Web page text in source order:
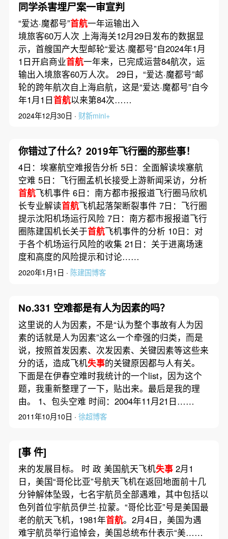
同学杀害埋尸案一审宣判
“爱达·魔都号”首航一年运输出入
境旅客60万人次 上海海关12月29日发布的数据显
示，首艘国产大型邮轮“爱达·魔都号”自2024年1月
1日开启商业首航一年来，已完成运营84航次，运
输出入境旅客60万人次。 29日，“爱达·魔都号”邮
轮的跨年航次自上海启航，这是“爱达·魔都号”自今
年1月1日首航以来第84次……
2024年12月30日 · 财新mini+
你错过了什么？2019年飞行圈的那些事！
4日：埃塞航空难报告分析 5日：全面解读埃塞航
空难 5日：飞行圈孟机长接受上游新闻采访，分析
首航飞机事件 6日：南方都市报报道飞行圈马欣机
长专业解读首航飞机起落架断裂事件 7日：飞行圈
提示沈阳机场运行风险 7日：南方都市报报道飞行
圈陈建国机长关于首航飞机事件的分析 10日：对
于各个机场运行风险的收集 21日：关于进离场速
度和高度的风险提示和讨论……
2020年1月1日 · 陈建国博客
No.331 空难都是有人为因素的吗？
这里说的人为因素，不是“认为整个事故有人为因
素的话就是人为因素”这么一个牵强的归类，而是
说，按照首发因素、次发因素、关键因素等这些来
分的话，造成飞机失事的关键原因都与人有关。
下面是在伊春空难时我统计的一个list，因为这个
题，我重新整理了一下，贴出来。最后是我的理
由。 1、包头空难 时间：2004年11月21日……
2011年10月10日 · 徐超博客
[事 件]
来的发展目标。 时 政 美国航天飞机失事2月1
日，美国“哥伦比亚”号航天飞机在返回地面前十几
分钟解体坠毁，七名宇航员全部遇难，其中包括以
色列首位宇航员伊兰·拉蒙。“哥伦比亚”号是美国最
老的航天飞机，1981年首航。2月4日，美国为遇
难宇航员举行追悼会，美国总统布什表示“美……